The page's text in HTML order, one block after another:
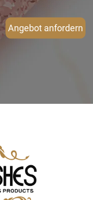
Angebot anfordern